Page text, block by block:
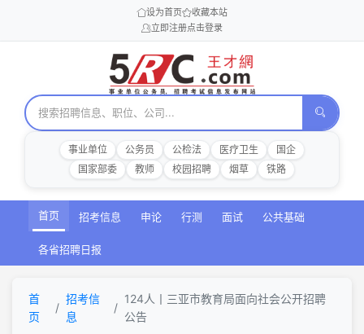
设为首页
收藏本站
立即注册点击登录
事业单位 公务员 公检法 医疗卫生
国企
国家部委
教师 校园招聘 烟草 铁路
首页 招考信息 申论 行测 面试 公共基础
各省招聘日报
首
页
招考信
息
124人丨三亚市教育局面向社会公开招聘
公告